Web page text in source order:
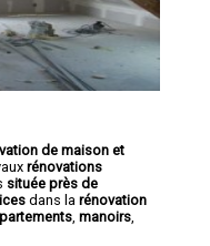
de maison et
rénovations
située près de
dans la rénovation
manoirs